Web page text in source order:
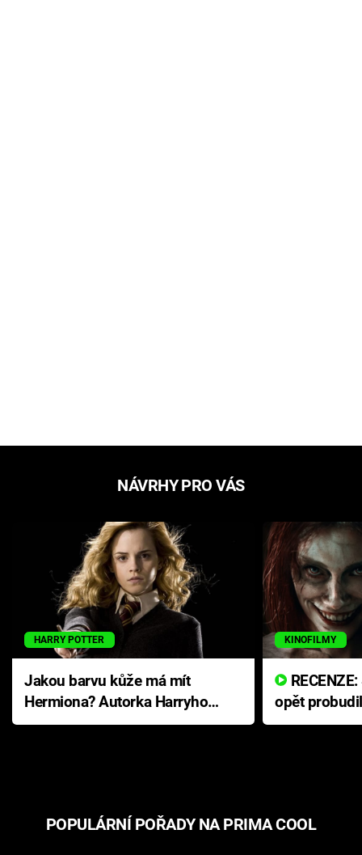
NÁVRHY PRO VÁS
HARRY POTTER
Jakou barvu kůže má mít
Hermiona? Autorka Harryho
Pottera přišla s ráznou
KINOFILMY
opět
přichází s
POPULÁRNÍ POŘADY NA PRIMA COOL